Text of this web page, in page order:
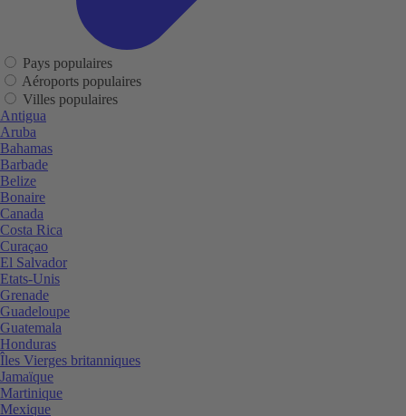
Pays populaires
Aéroports populaires
Villes populaires
Antigua
Aruba
Bahamas
Barbade
Belize
Bonaire
Canada
Costa Rica
Curaçao
El Salvador
Etats-Unis
Grenade
Guadeloupe
Guatemala
Honduras
Îles Vierges britanniques
Jamaïque
Martinique
Mexique